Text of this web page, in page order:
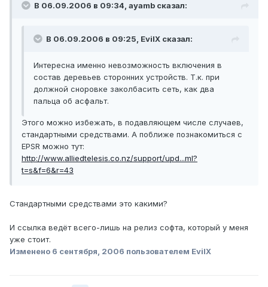
В 06.09.2006 в 09:34, ayamb сказал:
В 06.09.2006 в 09:25, EvilX сказал:
Интересна именно невозможность включения в
состав деревьев сторонних устройств. Т.к. при
должной сноровке заколбасить сеть, как два
пальца об асфальт.
Этого можно избежать, в подавляющем числе случаев,
стандартными средствами. А поближе познакомиться с
EPSR можно тут:
http://www.alliedtelesis.co.nz/support/upd...ml?
t=s&f=6&r=43
Стандартными средствами это какими?
И ссылка ведёт всего-лишь на релиз софта, который у меня
уже стоит.
Изменено 6 сентября, 2006 пользователем EvilX